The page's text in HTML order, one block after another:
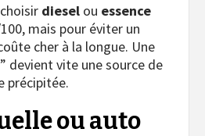
diesel ou essence
mais pour éviter un
cher à la longue. Une
devient vite une source de
précipitée.
ou auto